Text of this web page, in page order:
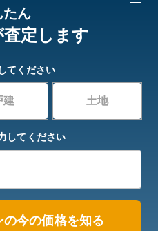
たん
定します
てください
建 土地
してください
の今の価格を知る